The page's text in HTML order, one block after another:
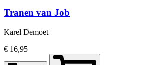
Tranen van Job
Karel Demoet
€ 16,95